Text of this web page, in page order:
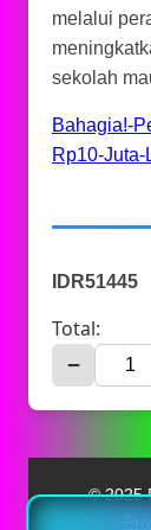
melalui
sekolah
Bahagia!-
Rp10-
IDR51445
Total:
−
© 2025